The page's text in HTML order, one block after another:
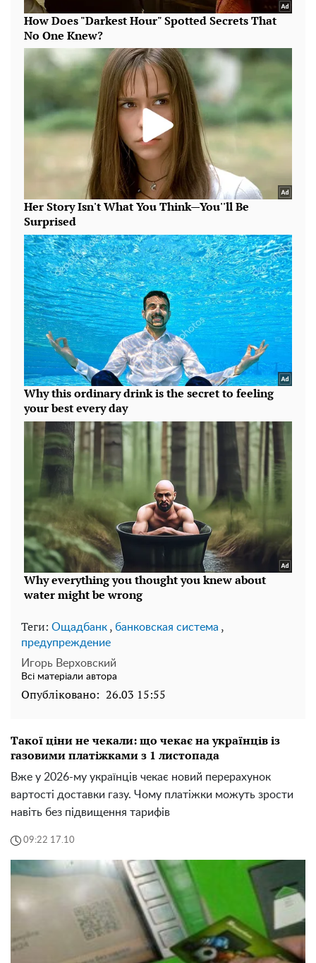
Теги: Ощадбанк , банковская система ,
предупреждение
Игорь Верховский
Всі матеріали автора
Опубліковано: 26.03 15:55
Такої ціни не чекали: що чекає на українців із
газовими платіжками з 1 листопада
Вже у 2026-му українців чекає новий перерахунок
вартості доставки газу. Чому платіжки можуть зрости
навіть без підвищення тарифів
09:22 17.10